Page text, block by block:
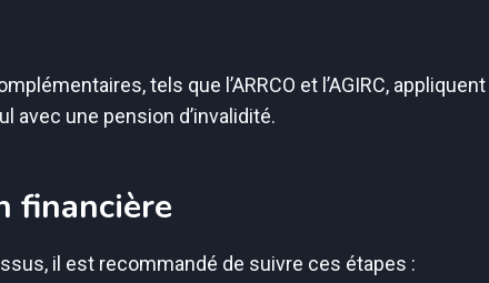
tels que l’ARRCO et l’AGIRC, appliquent
avec une pension d’invalidité.
financière
il est recommandé de suivre ces étapes :